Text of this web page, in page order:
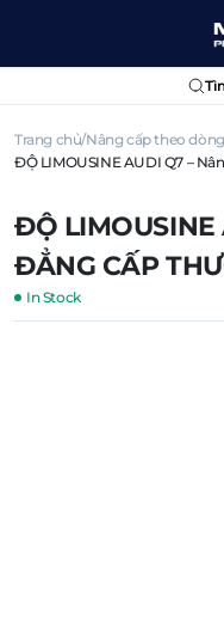
Trang chủ Nâng cấp theo
ĐỘ LIMOUSINE AUDI Q7 –
ĐỘ LIMOUSINE
ĐẲNG CẤP
In Stock